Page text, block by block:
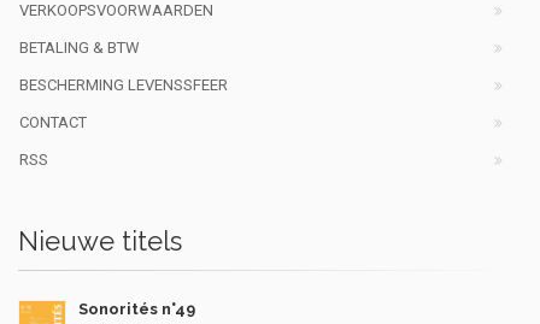
VERKOOPSVOORWAARDEN
BETALING & BTW
BESCHERMING LEVENSSFEER
CONTACT
RSS
Nieuwe titels
Sonorités n°49